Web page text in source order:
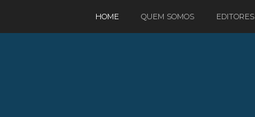
HOME QUEM SOMOS EDITORES